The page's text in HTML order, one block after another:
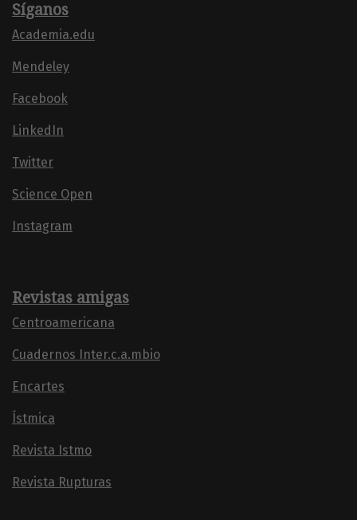
Síganos
Academia.edu
Mendeley
Facebook
LinkedIn
Twitter
Science Open
Instagram
Revistas amigas
Centroamericana
Cuadernos Inter.c.a.mbio
Encartes
Ístmica
Revista Istmo
Revista Rupturas